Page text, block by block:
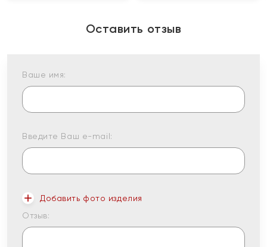
Оставить отзыв
Ваше имя:
Введите Ваш e-mail:
Добавить фото изделия
Отзыв: